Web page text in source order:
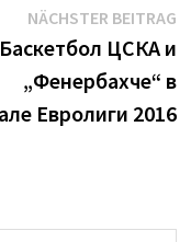
NÄCHSTER BEITRAG
Баскетбол ЦСКА и
„Фенербахче“ в
Евролиги 2016